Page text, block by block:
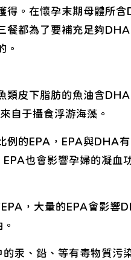
。在懷孕末期母體所
都為了要補充足夠
。
皮下脂肪的魚油含
自于攝食浮游海藻。
的EPA，EPA與DHA
也會影響孕婦的凝血
，大量的EPA會影響
汞、鉛、等有毒物質污